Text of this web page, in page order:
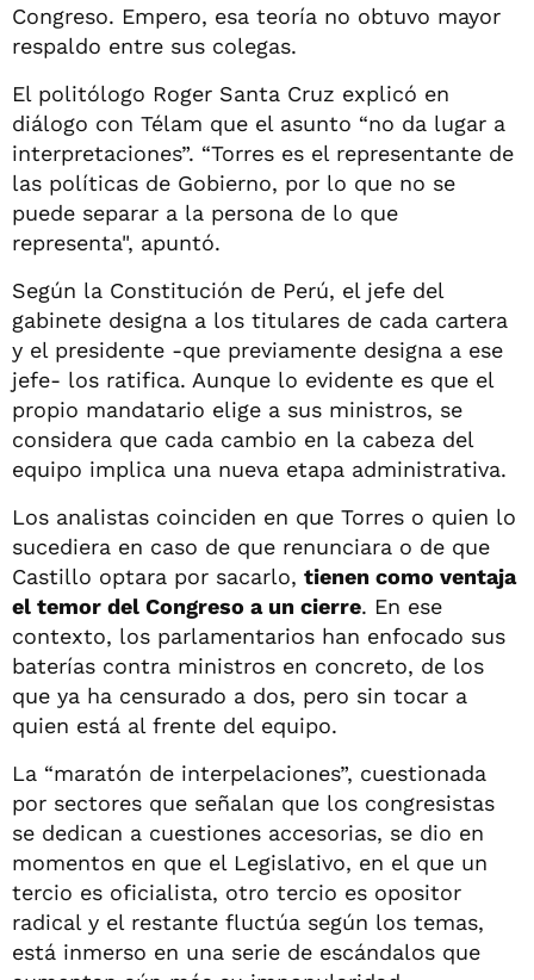
Congreso. Empero, esa teoría no obtuvo mayor
respaldo entre sus colegas.
El politólogo Roger Santa Cruz explicó en
diálogo con Télam que el asunto “no da lugar a
interpretaciones”. “Torres es el representante de
las políticas de Gobierno, por lo que no se
puede separar a la persona de lo que
representa", apuntó.
Según la Constitución de Perú, el jefe del
gabinete designa a los titulares de cada cartera
y el presidente -que previamente designa a ese
jefe- los ratifica. Aunque lo evidente es que el
propio mandatario elige a sus ministros, se
considera que cada cambio en la cabeza del
equipo implica una nueva etapa administrativa.
Los analistas coinciden en que Torres o quien lo
sucediera en caso de que renunciara o de que
Castillo optara por sacarlo, tienen como ventaja
el temor del Congreso a un cierre. En ese
contexto, los parlamentarios han enfocado sus
baterías contra ministros en concreto, de los
que ya ha censurado a dos, pero sin tocar a
quien está al frente del equipo.
La “maratón de interpelaciones”, cuestionada
por sectores que señalan que los congresistas
se dedican a cuestiones accesorias, se dio en
momentos en que el Legislativo, en el que un
tercio es oficialista, otro tercio es opositor
radical y el restante fluctúa según los temas,
está inmerso en una serie de escándalos que